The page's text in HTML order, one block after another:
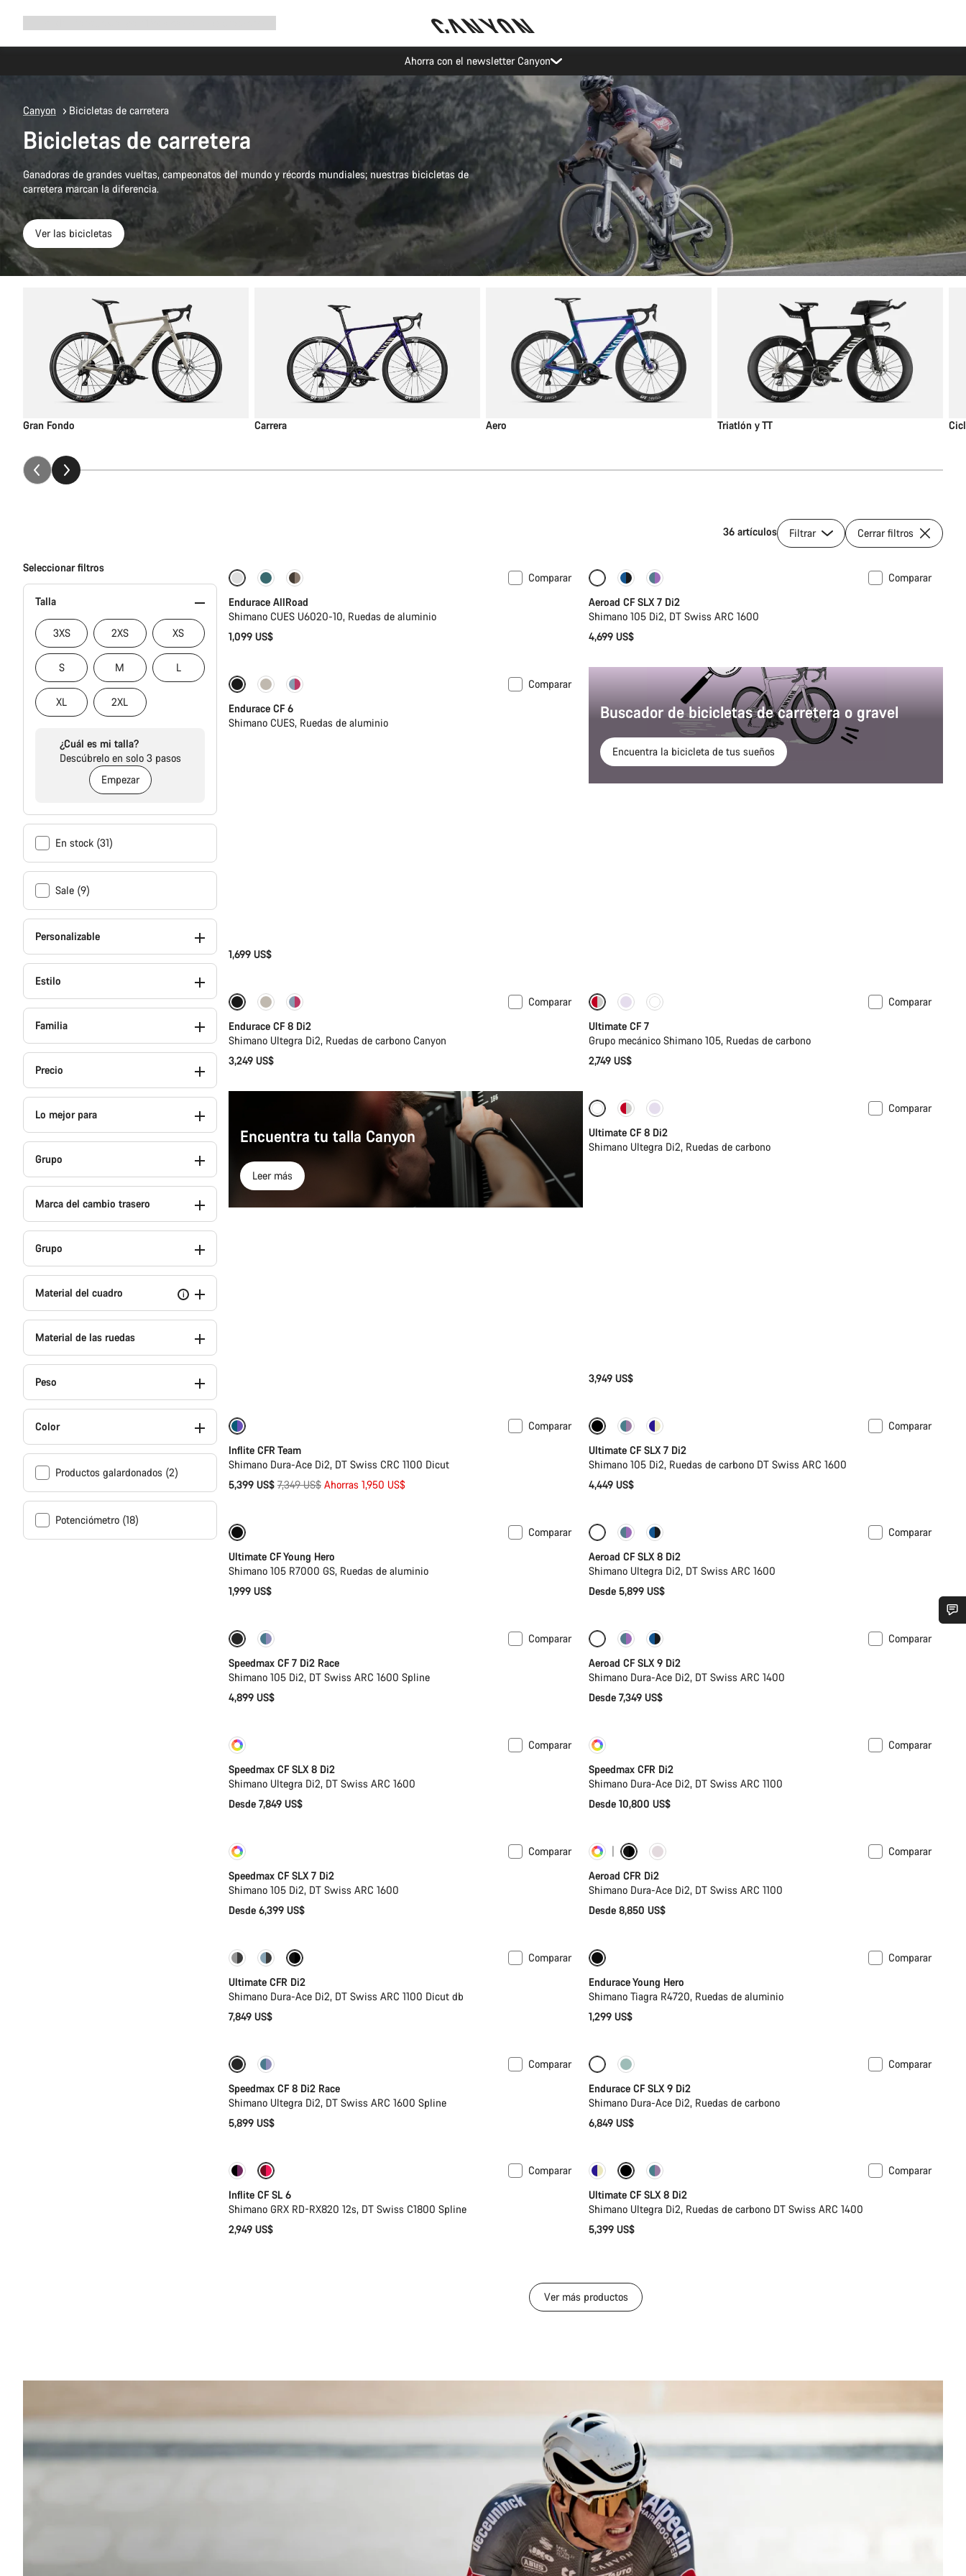
Eventos Canyon
Canyon Bicicletas de carretera
Bicicletas de carretera
Ganadoras de grandes vueltas, campeonatos del mundo y récords mundiales; nuestras bicicletas de
carretera marcan la diferencia.
Ver las bicicletas
Gran Fondo Carrera Aero Triatlón y TT
36 artículos Filtrar Cerrar filtros
Seleccionar filtros
Talla
3XS 2XS XS
S M L
XL 2XL
¿Cuál es mi talla?
Descúbrelo en solo 3 pasos
Empezar
En stock (31)
Sale (9)
Personalizable
Estilo
Familia
Precio
Lo mejor para
Grupo
Marca del cambio trasero
Grupo
i
Material del cuadro
Material de las ruedas
Peso
Color
Productos galardonados (2)
Potenciómetro (18)
Selección básica
Comparar
Endurace AllRoad
Shimano CUES U6020-10, Ruedas de aluminio
1,099 US$
Potenciómetro
Comparar
Aeroad CF SLX 7 Di2
Shimano 105 Di2, DT Swiss ARC 1600
4,699 US$
Nuevo
Comparar
Endurace CF 6
Shimano CUES, Ruedas de aluminio
1,699 US$
Buscador de bicicletas de carretera o gravel
Encuentra la bicicleta de tus sueños
Comparar
Endurace CF 8 Di2
Shimano Ultegra Di2, Ruedas de carbono Canyon
3,249 US$
Disponible
Comparar
Ultimate CF 7
Grupo mecánico Shimano 105, Ruedas de carbono
2,749 US$
Encuentra tu talla Canyon
Leer más
Disponible
Comparar
Ultimate CF 8 Di2
Shimano Ultegra Di2, Ruedas de carbono
3,949 US$
Comparar
Inflite CFR Team
Shimano Dura-Ace Di2, DT Swiss CRC 1100 Dicut
5,399 US$ Precio
7,349 US$ Ahorras 1,950 US$
Comparar
Ultimate CF SLX 7 Di2
Shimano 105 Di2, Ruedas de carbono DT Swiss ARC 1600
4,449 US$
Comparar
Ultimate CF Young Hero
Shimano 105 R7000 GS, Ruedas de aluminio
1,999 US$
Configurar
Comparar
Aeroad CF SLX 8 Di2
Shimano Ultegra Di2, DT Swiss ARC 1600
Desde 5,899 US$
Incluye sistema de hidratación
Comparar
Speedmax CF 7 Di2 Race
Shimano 105 Di2, DT Swiss ARC 1600 Spline
4,899 US$
Configurar
Comparar
Aeroad CF SLX 9 Di2
Shimano Dura-Ace Di2, DT Swiss ARC 1400
Desde 7,349 US$
Comparar
Speedmax CF SLX 8 Di2
Shimano Ultegra Di2, DT Swiss ARC 1600
Desde 7,849 US$
Comparar
Speedmax CFR Di2
Shimano Dura-Ace Di2, DT Swiss ARC 1100
Desde 10,800 US$
Comparar
Speedmax CF SLX 7 Di2
Shimano 105 Di2, DT Swiss ARC 1600
Desde 6,399 US$
Personalizar
Comparar
Aeroad CFR Di2
Shimano Dura-Ace Di2, DT Swiss ARC 1100
Desde 8,850 US$
PACE Bar Nuevo color disponible
Comparar
Ultimate CFR Di2
Shimano Dura-Ace Di2, DT Swiss ARC 1100 Dicut db
7,849 US$
Comparar
Endurace Young Hero
Shimano Tiagra R4720, Ruedas de aluminio
1,299 US$
Incluye sistema de hidratación
Comparar
Speedmax CF 8 Di2 Race
Shimano Ultegra Di2, DT Swiss ARC 1600 Spline
5,899 US$
Solo disponible en talla 2XS | XS
Comparar
Endurace CF SLX 9 Di2
Shimano Dura-Ace Di2, Ruedas de carbono
6,849 US$
Comparar
Inflite CF SL 6
Shimano GRX RD-RX820 12s, DT Swiss C1800 Spline
2,949 US$
Potenciómetro
Comparar
Ultimate CF SLX 8 Di2
Shimano Ultegra Di2, Ruedas de carbono DT Swiss ARC 1400
5,399 US$
Ver más productos
¿Necesitas ayuda?
Nuestros expertos estarán encantados de responder a tus preguntas.